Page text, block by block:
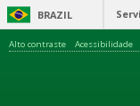
BRAZIL
Alto contraste Acessibilidade